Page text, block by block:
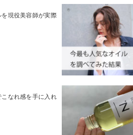
現役美容師が実際
なれ感を手に入れ